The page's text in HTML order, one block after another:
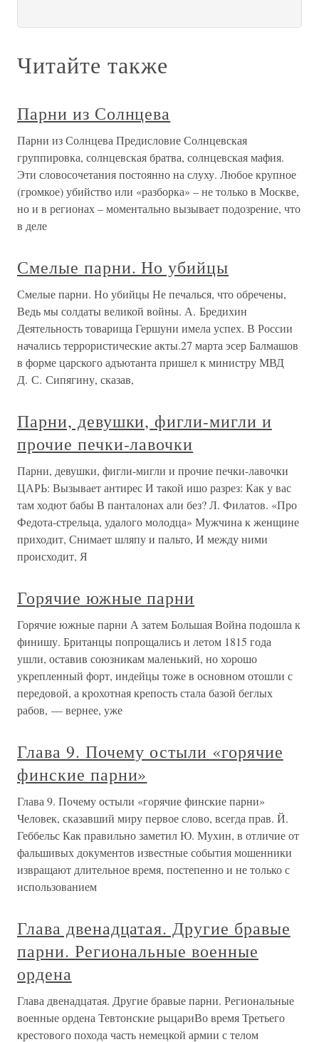
Читайте также
Парни из Солнцева
Парни из Солнцева Предисловие Солнцевская
группировка, солнцевская братва, солнцевская мафия.
Эти словосочетания постоянно на слуху. Любое крупное
(громкое) убийство или «разборка» – не только в Москве,
но и в регионах – моментально вызывает подозрение, что
в деле
Смелые парни. Но убийцы
Смелые парни. Но убийцы Не печалься, что обречены,
Ведь мы солдаты великой войны. А. Бредихин
Деятельность товарища Гершуни имела успех. В России
начались террористические акты.27 марта эсер Балмашов
в форме царского адъютанта пришел к министру МВД
Д. С. Сипягину, сказав,
Парни, девушки, фигли-мигли и
прочие печки-лавочки
Парни, девушки, фигли-мигли и прочие печки-лавочки
ЦАРЬ: Вызывает антирес И такой ишо разрез: Как у вас
там ходют бабы В панталонах али без? Л. Филатов. «Про
Федота-стрельца, удалого молодца» Мужчина к женщине
приходит, Снимает шляпу и пальто, И между ними
происходит, Я
Горячие южные парни
Горячие южные парни А затем Большая Война подошла к
финишу. Британцы попрощались и летом 1815 года
ушли, оставив союзникам маленький, но хорошо
укрепленный форт, индейцы тоже в основном отошли с
передовой, а крохотная крепость стала базой беглых
рабов, — вернее, уже
Глава 9. Почему остыли «горячие
финские парни»
Глава 9. Почему остыли «горячие финские парни»
Человек, сказавший миру первое слово, всегда прав. Й.
Геббельс Как правильно заметил Ю. Мухин, в отличие от
фальшивых документов известные события мошенники
извращают длительное время, постепенно и не только с
использованием
Глава двенадцатая. Другие бравые
парни. Региональные военные
ордена
Глава двенадцатая. Другие бравые парни. Региональные
военные ордена Тевтонские рыцариВо время Третьего
крестового похода часть немецкой армии с телом